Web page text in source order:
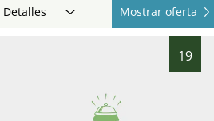
Detalles Mostrar oferta
19